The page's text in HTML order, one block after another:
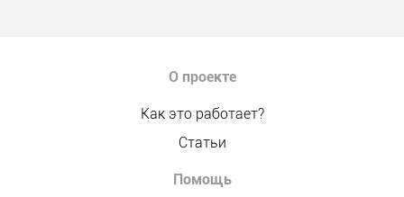
О проекте
Как это работает?
Статьи
Помощь